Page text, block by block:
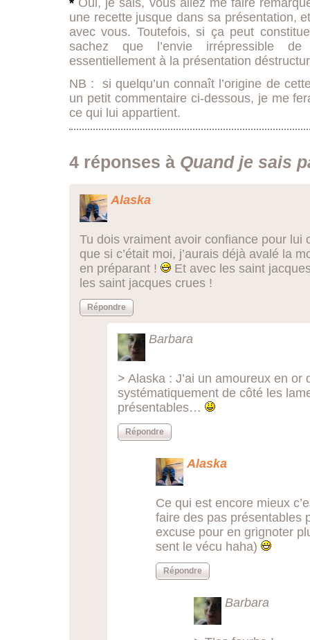
* Oui, je sais, vous allez me faire
une recette jusque dans sa présentation,
avec vous. Toutefois, si ça peut
sachez que l’envie irrépressible
essentiellement à la présentation
NB : si quelqu’un connaît l’origine de
un petit commentaire ci-dessous, je me
ce qui lui appartient.
4 réponses à Quand je sais
Alaska
Tu dois vraiment avoir confiance pour lui
que si c’était moi, j’aurais déjà avalé la
en préparant !
Et avec les saint
les saint jacques crues !
Répondre
Barbara
> Alaska : J’ai un amoureux en or
systématiquement de côté les
présentables…
Répondre
Alaska
Ce qui est encore mieux
faire des pas présentables
excuse pour en grignoter
sent le vécu haha)
Répondre
Barbara